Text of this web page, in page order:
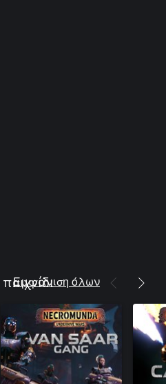
Εμφάνιση όλων